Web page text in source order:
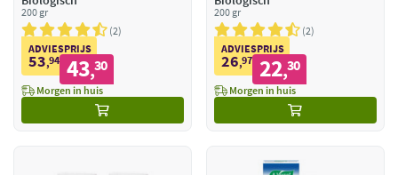
200 gr
2
ADVIESPRIJS
53,94 43,30
Morgen in huis
200 gr
2
ADVIESPRIJS
26,97 22,30
Morgen in huis